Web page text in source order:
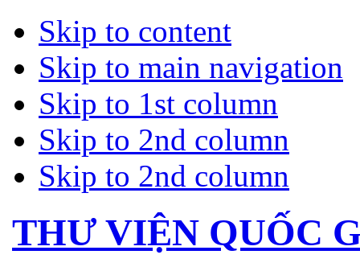
Skip to content
Skip to main navigation
Skip to 1st column
Skip to 2nd column
Skip to 2nd column
THƯ VIỆN QUỐC